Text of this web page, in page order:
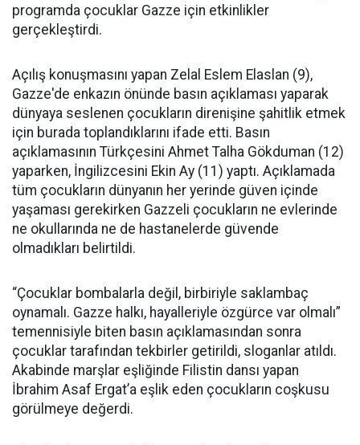
programda çocuklar Gazze için etkinlikler
gerçekleştirdi.
Açılış konuşmasını yapan Zelal Eslem Elaslan (9),
Gazze'de enkazın önünde basın açıklaması yaparak
dünyaya seslenen çocukların direnişine şahitlik etmek
için burada toplandıklarını ifade etti. Basın
açıklamasının Türkçesini Ahmet Talha Gökduman (12)
yaparken, İngilizcesini Ekin Ay (11) yaptı. Açıklamada
tüm çocukların dünyanın her yerinde güven içinde
yaşaması gerekirken Gazzeli çocukların ne evlerinde
ne okullarında ne de hastanelerde güvende
olmadıkları belirtildi.
“Çocuklar bombalarla değil, birbiriyle saklambaç
oynamalı. Gazze halkı, hayalleriyle özgürce var olmalı”
temennisiyle biten basın açıklamasından sonra
çocuklar tarafından tekbirler getirildi, sloganlar atıldı.
Akabinde marşlar eşliğinde Filistin dansı yapan
İbrahim Asaf Ergat’a eşlik eden çocukların coşkusu
görülmeye değerdi.